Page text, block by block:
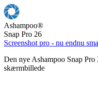
Ashampoo®
Snap Pro 26
Screenshot pro - nu endnu
Den nye Ashampoo Snap
skærmbillede